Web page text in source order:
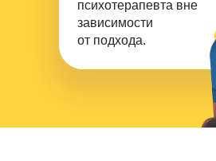
психотерапевта вне
зависимости
от подхода.